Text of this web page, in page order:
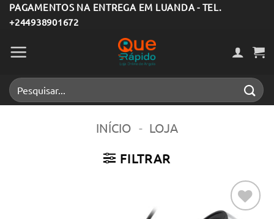
Skip
to
content
PAGAMENTOS NA ENTREGA EM LUANDA - TEL.
+244938901672
Pesquisar
por:
INÍCIO - LOJA
FILTRAR